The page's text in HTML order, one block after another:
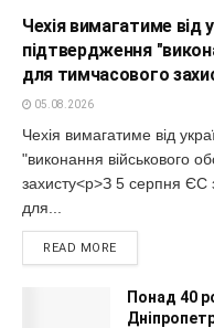
Чехія вимагатиме від
підтвердження
для тимчасового
05.08.2026
Чехія вимагатиме від
"виконання військового
захисту<p>З 5 серпня ЄС
для...
READ MORE
Понад 40